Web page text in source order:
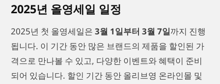
2025년 올영세일 일정
2025년 첫 올영세일은 3월 1일부터 3월 7일까지 진행
됩니다. 이 기간 동안 많은 브랜드의 제품을 할인된 가
격으로 만나볼 수 있고, 다양한 이벤트와 혜택이 준비
되어 있습니다. 할인 기간 동안 올리브영 온라인몰 및